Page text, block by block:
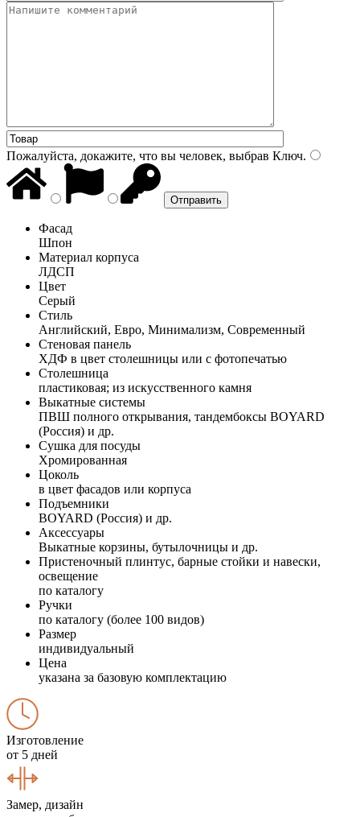
Пожалуйста, докажите, что вы человек, выбрав Ключ.
Фасад
Шпон
Материал корпуса
ЛДСП
Цвет
Серый
Стиль
Английский, Евро, Минимализм, Современный
Стеновая панель
ХДФ в цвет столешницы или с фотопечатью
Столешница
пластиковая; из искусственного камня
Выкатные системы
ПВШ полного открывания, тандембоксы BOYARD
(Россия) и др.
Сушка для посуды
Хромированная
Цоколь
в цвет фасадов или корпуса
Подъемники
BOYARD (Россия) и др.
Аксессуары
Выкатные корзины, бутылочницы и др.
Пристеночный плинтус, барные стойки и навески,
освещение
по каталогу
Ручки
по каталогу (более 100 видов)
Размер
индивидуальный
Цена
указана за базовую комплектацию
Изготовление
от 5 дней
Замер, дизайн